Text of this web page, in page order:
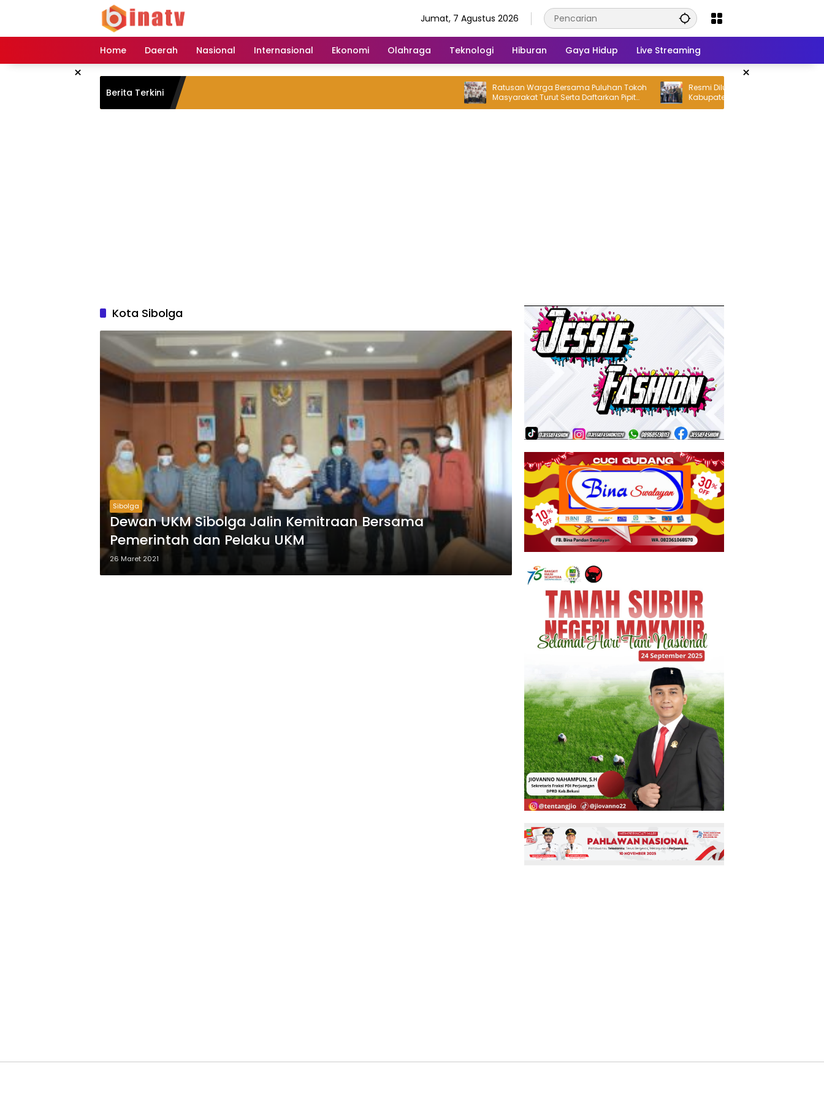
Jumat, 7 Agustus 2026
Home Daerah Nasional Internasional Ekonomi Olahraga Teknologi Hiburan Gaya Hidup Live Streaming
× ×
Berita Terkini
Ratusan Warga Bersama Puluhan Tokoh
Masyarakat Turut Serta Daftarkan Pipit
Sebagai Bakal Calon Kepala Desa
Resmi Diluncurkan, Logo Hari Jadi
Kabupaten Bekasi ke-76 Jadi Simbol
Semangat Warga Sambut Hari Jadi
Kota Sibolga
Sibolga
Dewan UKM Sibolga Jalin Kemitraan Bersama
Pemerintah dan Pelaku UKM
26 Maret 2021